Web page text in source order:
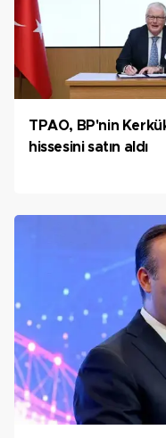
TPAO, BP'nin
hissesini satın aldı